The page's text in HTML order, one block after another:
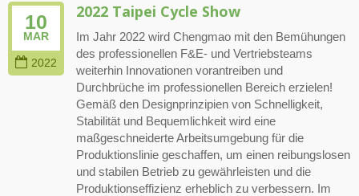
10
MAR
2022
2022 Taipei Cycle Show
Im Jahr 2022 wird Chengmao mit den Bemühungen
des professionellen F&E- und Vertriebsteams
weiterhin Innovationen vorantreiben und
Durchbrüche im professionellen Bereich erzielen!
Gemäß den Designprinzipien von Schnelligkeit,
Stabilität und Bequemlichkeit wird eine
maßgeschneiderte Arbeitsumgebung für die
Produktionslinie geschaffen, um einen reibungslosen
und stabilen Betrieb zu gewährleisten und die
Produktionseffizienz erheblich zu verbessern. Im